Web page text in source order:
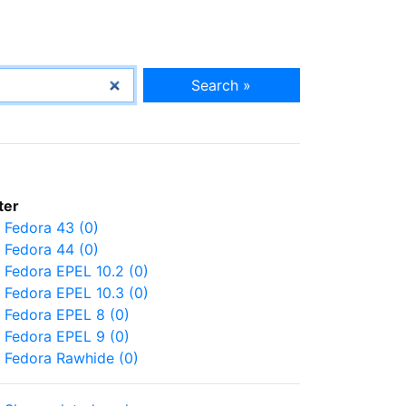
Search »
Fedora 43 (0)
Fedora 44 (0)
Fedora EPEL 10.2 (0)
Fedora EPEL 10.3 (0)
Fedora EPEL 8 (0)
Fedora EPEL 9 (0)
Fedora Rawhide (0)